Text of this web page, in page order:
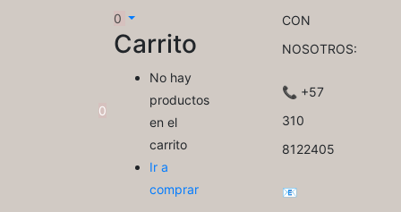
0
0
Carrito
No hay
productos
en el
carrito
Ir a
comprar
CON
NOSOTROS:
📞 +57
310
8122405
📧